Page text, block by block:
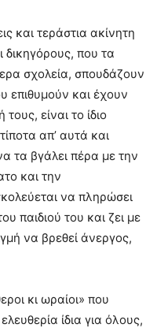
και τεράστια ακίνητη
δικηγόρους, που τα
σχολεία, σπουδάζουν
επιθυμούν και έχουν
είναι το ίδιο
απ’ αυτά και
τα βγάλει πέρα με την
και την
να πληρώσει
παιδιού του και ζει με
να βρεθεί άνεργος,
κι ωραίοι» που
ίδια για όλους,